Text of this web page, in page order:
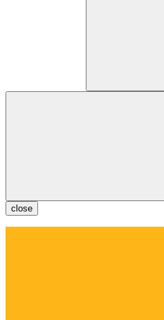
close